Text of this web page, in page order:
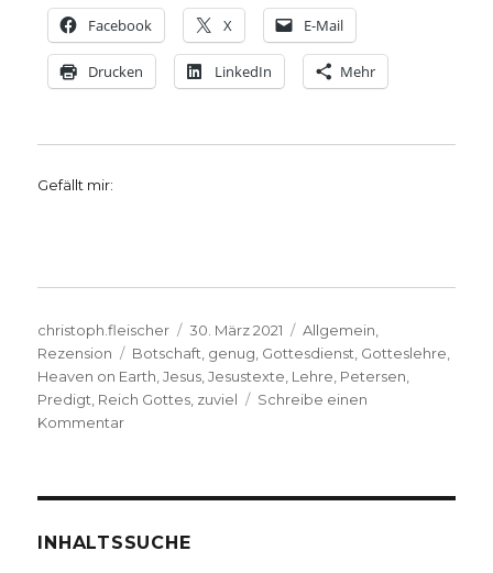
Facebook X E-Mail
Drucken LinkedIn Mehr
Gefällt mir:
Autor
christoph.fleischer
Veröffentlicht
am
30. März 2021 Kategorien
Allgemein
Rezension
Schlagwörter
Botschaft genug Gottesdienst Gotteslehre
Heaven on Earth ,Jesus ,Jesustexte Lehre Petersen
Predigt Reich Gottes zuviel
Schreibe einen
Kommentarzu
Gottes
INHALTSSUCHE